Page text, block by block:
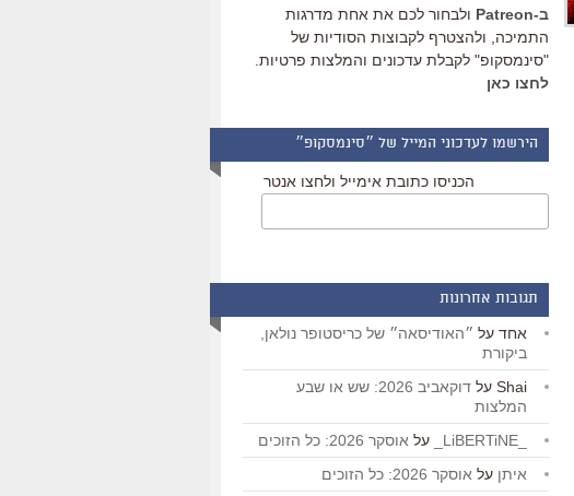
ב-Patreon
ולבחור לכם את אחת מדרגות
התמיכה, ולהצטרף לקבוצות הסודיות של
"סינמסקופ" לקבלת עדכונים והמלצות פרטיות.
לחצו כאן
הירשמו לעדכוני המייל של ״סינמסקופ״
הכניסו כתובת אימייל ולחצו אנטר
תגובות אחרונות
אחד על ״האודיסאה״ של כריסטופר נולאן,
ביקורת
Shai על
דוקאביב 2026: שש או שבע
המלצות
על אוסקר 2026: כל הזוכים
איתן על אוסקר 2026: כל הזוכים